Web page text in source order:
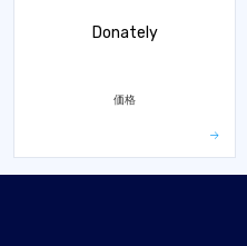
Donately
価格